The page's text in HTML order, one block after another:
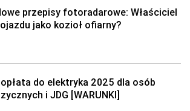
przepisy fotoradarowe: Właściciel
jako kozioł ofiarny?
do elektryka 2025 dla osób
i JDG [WARUNKI]